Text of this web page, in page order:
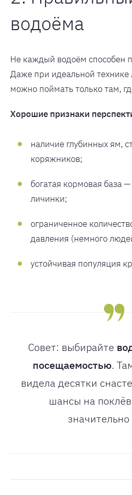
водоёма
Не каждый водоём способен
Даже при идеальной
можно поймать только там,
Хорошие признаки
наличие глубинных ям,
коряжников;
богатая кормовая база
личинки;
ограниченное
давления (немного
устойчивая популяция
Совет: выбирайте
посещаемостью.
видела десятки
шансы на